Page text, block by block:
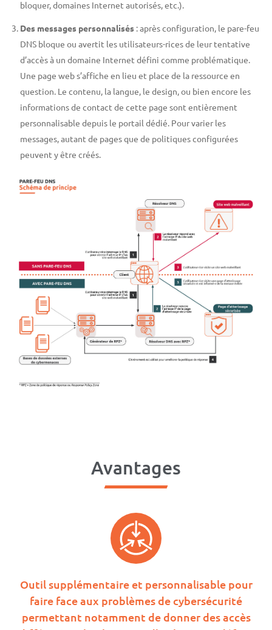
bloquer, domaines Internet autorisés, etc.).
Des messages personnalisés : après configuration, le pare-feu
DNS bloque ou avertit les utilisateurs-rices de leur tentative
d’accès à un domaine Internet défini comme problématique.
Une page web s’affiche en lieu et place de la ressource en
question. Le contenu, la langue, le design, ou bien encore les
informations de contact de cette page sont entièrement
personnalisable depuis le portail dédié. Pour varier les
messages, autant de pages que de politiques configurées
peuvent y être créés.
Avantages
Outil supplémentaire et personnalisable pour
faire face aux problèmes de cybersécurité
permettant notamment de donner des accès